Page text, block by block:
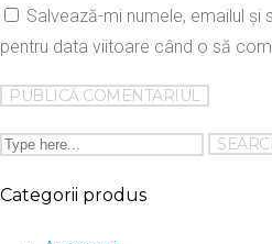
Salvează-mi numele, emailul
pentru data viitoare când o să
Categorii produs